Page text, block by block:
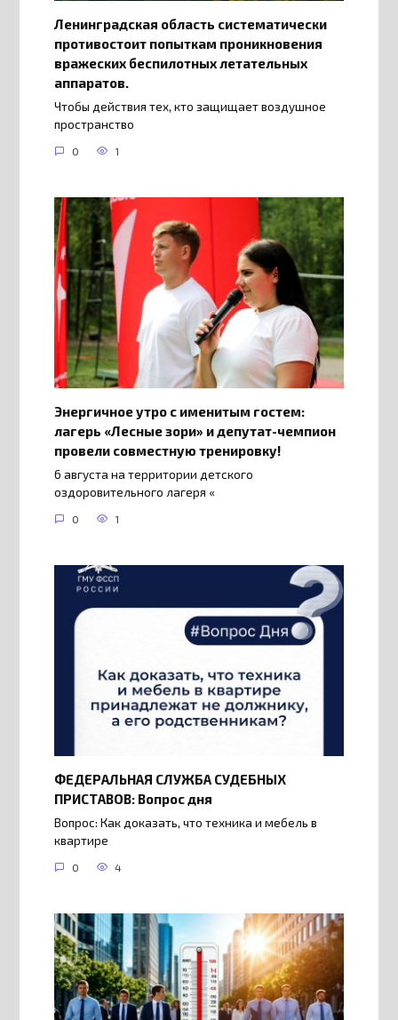
Ленинградская область систематически
противостоит попыткам проникновения
вражеских беспилотных летательных
аппаратов.
Чтобы действия тех, кто защищает воздушное
пространство
0 1
Энергичное утро с именитым гостем:
лагерь «Лесные зори» и депутат-чемпион
провели совместную тренировку!
6 августа на территории детского
оздоровительного лагеря «
0 1
ФЕДЕРАЛЬНАЯ СЛУЖБА СУДЕБНЫХ
ПРИСТАВОВ: Вопрос дня
Вопрос: Как доказать, что техника и мебель в
квартире
0 4